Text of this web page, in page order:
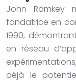
John Romkey
fondatrice en
1990,
en réseau
déjà le